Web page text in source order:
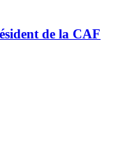
de la CAF